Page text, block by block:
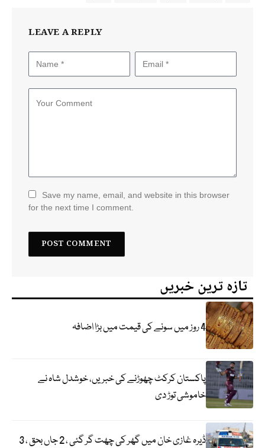
LEAVE A REPLY
Save my name, email, and website in this browser
for the next time I comment.
تازہ ترین خبریں
4 روز میں سونے کی قیمت میں بڑا اضافہ
پاکستان کرکٹ چھوڑنے کی خبریں، خوشدل شاہ نے
خاموشی توڑ دی
ڈیرہ غازی خان میں گھر کی چھت گر گئی ، 2 جاں بحق ، 3